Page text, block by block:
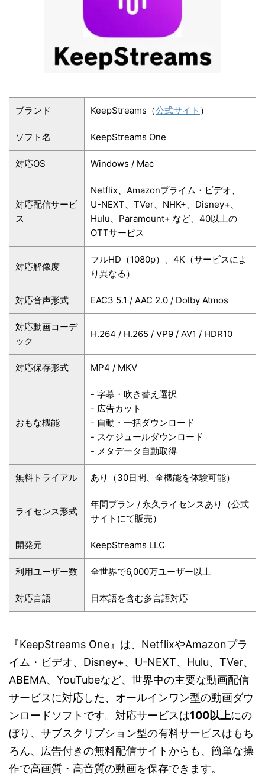
ブランド KeepStreams（公式サイト ）
ソフト名 KeepStreams One
対応OS Windows / Mac
対応配信サービ
ス
Netflix、Amazonプライム・ビデオ、
U-NEXT、TVer、NHK+、Disney+、
Hulu、Paramount+ など、40以上の
OTTサービス
対応解像度
フルHD（1080p）、4K（サービスによ
り異なる）
対応音声形式 EAC3 5.1 / AAC 2.0 / Dolby Atmos
対応動画コーデ
ック
H.264 / H.265 / VP9 / AV1 / HDR10
対応保存形式 MP4 / MKV
おもな機能
- 字幕・吹き替え選択
- 広告カット
- 自動・一括ダウンロード
- スケジュールダウンロード
- メタデータ自動取得
無料トライアル あり（30日間、全機能を体験可能）
ライセンス形式
年間プラン / 永久ライセンスあり（公式
サイトにて販売）
開発元 KeepStreams LLC
利用ユーザー数 全世界で6,000万ユーザー以上
対応言語 日本語を含む多言語対応
『KeepStreams One』は、NetflixやAmazonプラ
イム・ビデオ、Disney+、U-NEXT、Hulu、TVer、
ABEMA、YouTubeなど、世界中の主要な動画配信
サービスに対応した、オールインワン型の動画ダウ
ンロードソフトです。対応サービスは100以上にの
ぼり、サブスクリプション型の有料サービスはもち
ろん、広告付きの無料配信サイトからも、簡単な操
作で高画質・高音質の動画を保存できます。